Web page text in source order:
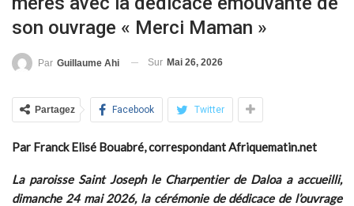
son ouvrage « Merci Maman »
Par Guillaume Ahi Sur Mai 26, 2026
Partagez Facebook Twitter
Par Franck Elisé Bouabré, correspondant Afriquematin.net
La paroisse Saint Joseph le Charpentier de Daloa a accueilli,
dimanche 24 mai 2026, la cérémonie de dédicace de l’ouvrage